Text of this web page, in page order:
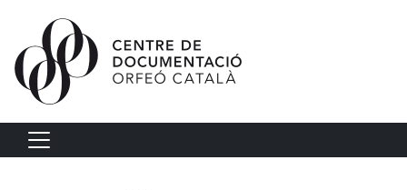
Vés al contingut
Navegació principal